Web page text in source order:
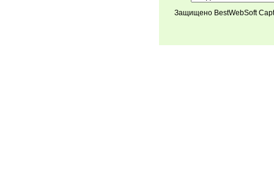
Защищено BestWebSoft